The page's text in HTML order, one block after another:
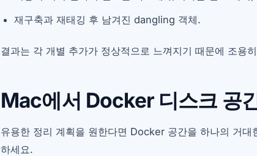
재구축과 재태깅 후 남겨진 dangling 객체.
결과는 각 개별 추가가 정상적으로 느껴지기 때문에 조용
Mac에서 Docker 디스크 공
유용한 정리 계획을 원한다면 Docker 공간을 하나의 거
하세요.